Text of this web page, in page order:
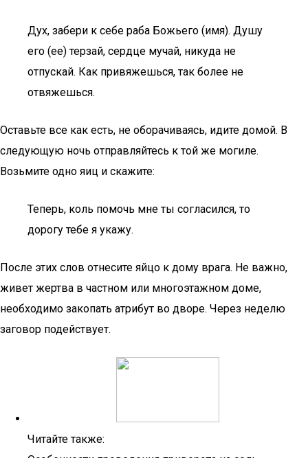
Дух, забери к себе раба Божьего (имя). Душу
его (ее) терзай, сердце мучай, никуда не
отпускай. Как привяжешься, так более не
отвяжешься.
Оставьте все как есть, не оборачиваясь, идите домой. В
следующую ночь отправляйтесь к той же могиле.
Возьмите одно яиц и скажите:
Теперь, коль помочь мне ты согласился, то
дорогу тебе я укажу.
После этих слов отнесите яйцо к дому врага. Не важно,
живет жертва в частном или многоэтажном доме,
необходимо закопать атрибут во дворе. Через неделю
заговор подействует.
Читайте также: